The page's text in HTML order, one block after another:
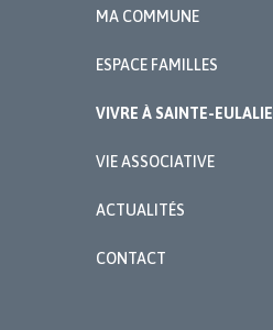
MA COMMUNE
ESPACE FAMILLES
VIVRE À SAINTE-EULALIE
VIE ASSOCIATIVE
ACTUALITÉS
CONTACT